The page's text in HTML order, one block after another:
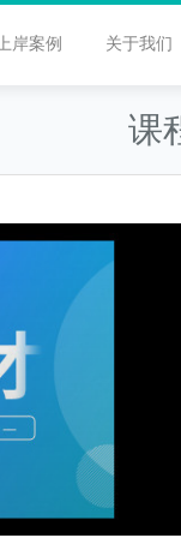
上岸案例 关于我们
课